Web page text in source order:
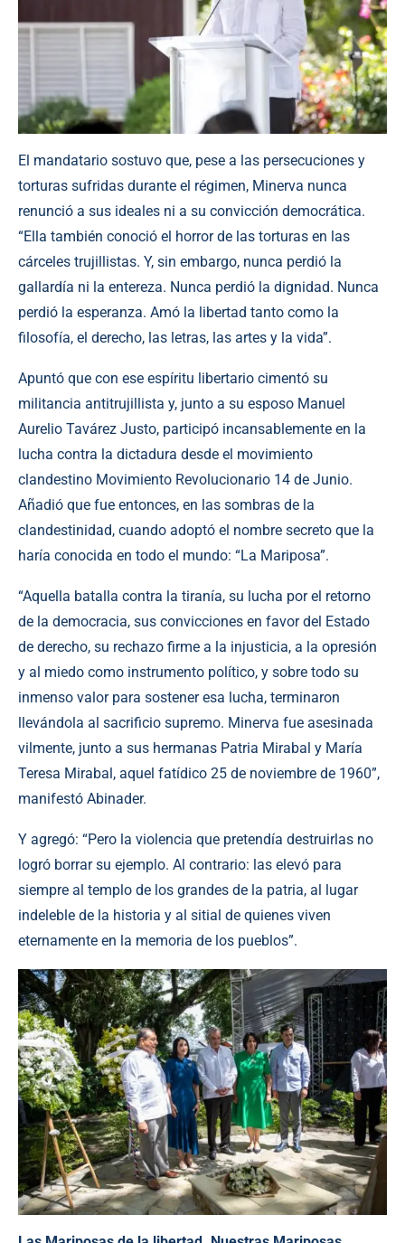
El mandatario sostuvo que, pese a las persecuciones y
torturas sufridas durante el régimen, Minerva nunca
renunció a sus ideales ni a su convicción democrática.
“Ella también conoció el horror de las torturas en las
cárceles trujillistas. Y, sin embargo, nunca perdió la
gallardía ni la entereza. Nunca perdió la dignidad. Nunca
perdió la esperanza. Amó la libertad tanto como la
filosofía, el derecho, las letras, las artes y la vida”.
Apuntó que con ese espíritu libertario cimentó su
militancia antitrujillista y, junto a su esposo Manuel
Aurelio Tavárez Justo, participó incansablemente en la
lucha contra la dictadura desde el movimiento
clandestino Movimiento Revolucionario 14 de Junio.
Añadió que fue entonces, en las sombras de la
clandestinidad, cuando adoptó el nombre secreto que la
haría conocida en todo el mundo: “La Mariposa”.
“Aquella batalla contra la tiranía, su lucha por el retorno
de la democracia, sus convicciones en favor del Estado
de derecho, su rechazo firme a la injusticia, a la opresión
y al miedo como instrumento político, y sobre todo su
inmenso valor para sostener esa lucha, terminaron
llevándola al sacrificio supremo. Minerva fue asesinada
vilmente, junto a sus hermanas Patria Mirabal y María
Teresa Mirabal, aquel fatídico 25 de noviembre de 1960”,
manifestó Abinader.
Y agregó: “Pero la violencia que pretendía destruirlas no
logró borrar su ejemplo. Al contrario: las elevó para
siempre al templo de los grandes de la patria, al lugar
indeleble de la historia y al sitial de quienes viven
eternamente en la memoria de los pueblos”.